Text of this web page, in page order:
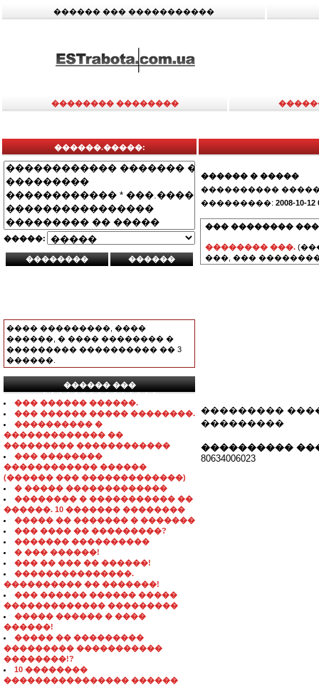
������ ��� �����������
�������� ��������
������.�����:
�����:
���� ���������, ����
������, � ���� �������� �
��������� ���������� �� 3
������.
������ ���
���������������
��� ������ ������.
��� ������ ����� ��������.
���������� �
������������� ��
��������� ������������
��� ��������
������������ ������
(������ ��� �������������)
� ����� �������������
�������� � ����������� ��
������. 10 ������� ��������
����� �� ������� � �������
��� ���� �� ���������?
������� ����������
� ��� ������!
��� �� ��� �� ������!
���������������.
���������� �� �������!
��� ������ ������ �����
������������� ���������
����� ������ � ����
������!
����� �� ���������
��������� �����������
��������!?
10 ��������
���������������� ������
������ � �����
����������
���������: 2008-10-12
��� ��������
�������� ���.
���, ���
���������
���������
����������
80634006023